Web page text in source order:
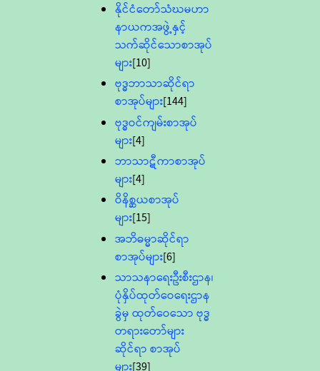
နိုင်ငံတော်သံဃမဟာ
နာယကအဖွဲ့နှင့်
သက်ဆိုင်သောစာအုပ်
များ[10]
ဗုဒ္ဓဘာသာဆိုင်ရာ
စာအုပ်များ[144]
ဗုဒ္ဓဝင်ကျမ်းစာအုပ်
များ[4]
ဘာသာဋီကာစာအုပ်
များ[4]
ဝိနိစ္ဆယစာအုပ်
များ[15]
အဘိဓမ္မာဆိုင်ရာ
စာအုပ်များ[6]
သာသနာရေးဦးစီးဌာန၊
ပုံနှိပ်ထုတ်ဝေရေးဌာန
ခွဲမှ ထုတ်ဝေသော ဗုဒ္ဓ
တရားတော်များ
ဆိုင်ရာ စာအုပ်
များ[39]